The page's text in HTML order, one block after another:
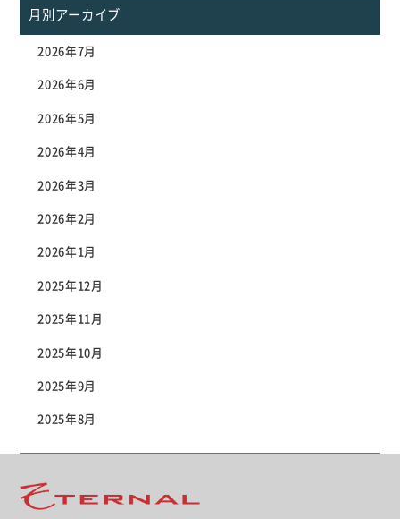
月別アーカイブ
2026年7月
2026年6月
2026年5月
2026年4月
2026年3月
2026年2月
2026年1月
2025年12月
2025年11月
2025年10月
2025年9月
2025年8月